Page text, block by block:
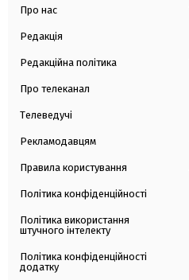
Про нас
Редакція
Редакційна політика
Про телеканал
Телеведучі
Рекламодавцям
Правила користування
Політика конфіденційності
Політика використання
штучного інтелекту
Політика конфіденційності
додатку